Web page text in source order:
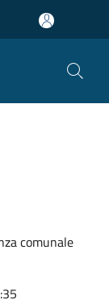
comunale